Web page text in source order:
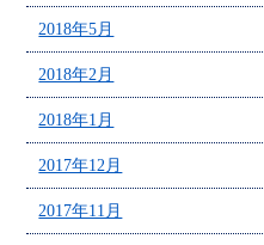
2018年5月
2018年2月
2018年1月
2017年12月
2017年11月